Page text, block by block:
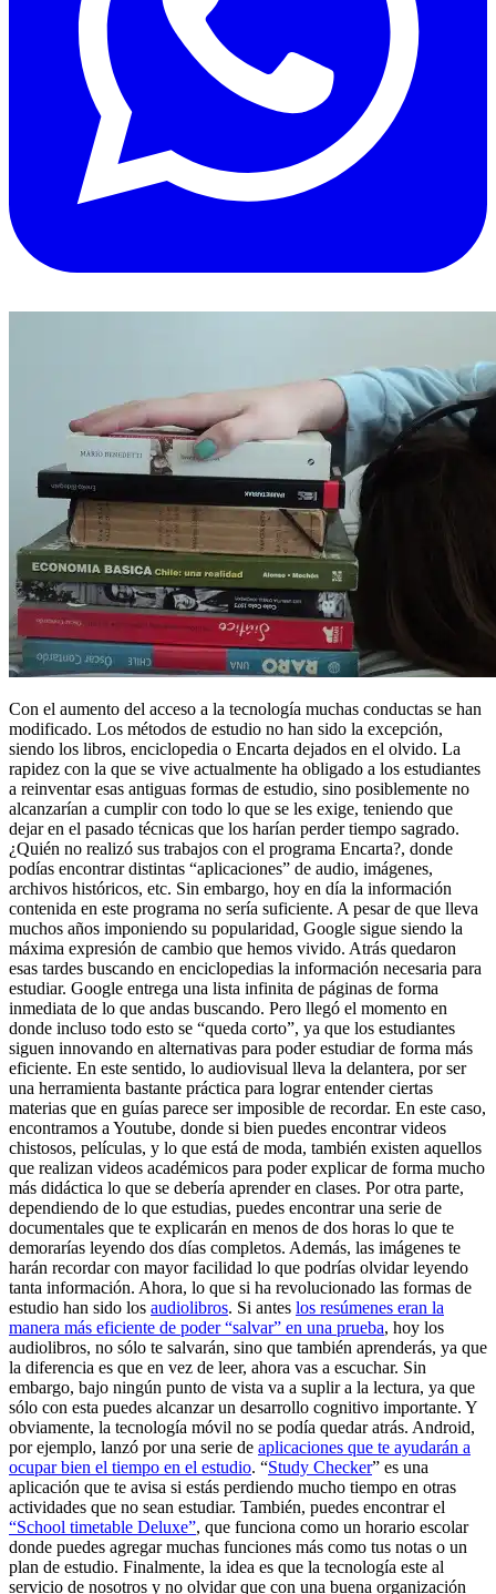
Con el aumento del acceso a la tecnología muchas conductas se han
modificado. Los métodos de estudio no han sido la excepción,
siendo los libros, enciclopedia o Encarta dejados en el olvido. La
rapidez con la que se vive actualmente ha obligado a los estudiantes
a reinventar esas antiguas formas de estudio, sino posiblemente no
alcanzarían a cumplir con todo lo que se les exige, teniendo que
dejar en el pasado técnicas que los harían perder tiempo sagrado.
¿Quién no realizó sus trabajos con el programa Encarta?, donde
podías encontrar distintas “aplicaciones” de audio, imágenes,
archivos históricos, etc. Sin embargo, hoy en día la información
contenida en este programa no sería suficiente. A pesar de que lleva
muchos años imponiendo su popularidad, Google sigue siendo la
máxima expresión de cambio que hemos vivido. Atrás quedaron
esas tardes buscando en enciclopedias la información necesaria para
estudiar. Google entrega una lista infinita de páginas de forma
inmediata de lo que andas buscando. Pero llegó el momento en
donde incluso todo esto se “queda corto”, ya que los estudiantes
siguen innovando en alternativas para poder estudiar de forma más
eficiente. En este sentido, lo audiovisual lleva la delantera, por ser
una herramienta bastante práctica para lograr entender ciertas
materias que en guías parece ser imposible de recordar. En este caso,
encontramos a Youtube, donde si bien puedes encontrar videos
chistosos, películas, y lo que está de moda, también existen aquellos
que realizan videos académicos para poder explicar de forma mucho
más didáctica lo que se debería aprender en clases. Por otra parte,
dependiendo de lo que estudias, puedes encontrar una serie de
documentales que te explicarán en menos de dos horas lo que te
demorarías leyendo dos días completos. Además, las imágenes te
harán recordar con mayor facilidad lo que podrías olvidar leyendo
tanta información. Ahora, lo que si ha revolucionado las formas de
estudio han sido los audiolibros. Si antes los resúmenes eran la
manera más eficiente de poder “salvar” en una prueba, hoy los
audiolibros, no sólo te salvarán, sino que también aprenderás, ya que
la diferencia es que en vez de leer, ahora vas a escuchar. Sin
embargo, bajo ningún punto de vista va a suplir a la lectura, ya que
sólo con esta puedes alcanzar un desarrollo cognitivo importante. Y
obviamente, la tecnología móvil no se podía quedar atrás. Android,
por ejemplo, lanzó por una serie de aplicaciones que te ayudarán a
ocupar bien el tiempo en el estudio. “Study Checker” es una
aplicación que te avisa si estás perdiendo mucho tiempo en otras
actividades que no sean estudiar. También, puedes encontrar el
“School timetable Deluxe”, que funciona como un horario escolar
donde puedes agregar muchas funciones más como tus notas o un
plan de estudio. Finalmente, la idea es que la tecnología este al
servicio de nosotros y no olvidar que con una buena organización